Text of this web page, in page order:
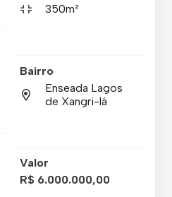
350m²
Bairro
Enseada Lagos
de Xangri-lá
Valor
R$ 6.000.000,00